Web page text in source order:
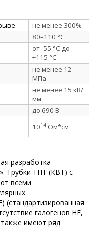
не менее 300%
80–110 °C
от -55 °C до
+115 °C
не менее 12
МПа
не менее 15 кВ/
мм
до 690 В
1014 Ом*см
разработка
Трубки ТНТ (КВТ) с
всеми
(стандартизированная
галогенов HF,
также имеют ряд